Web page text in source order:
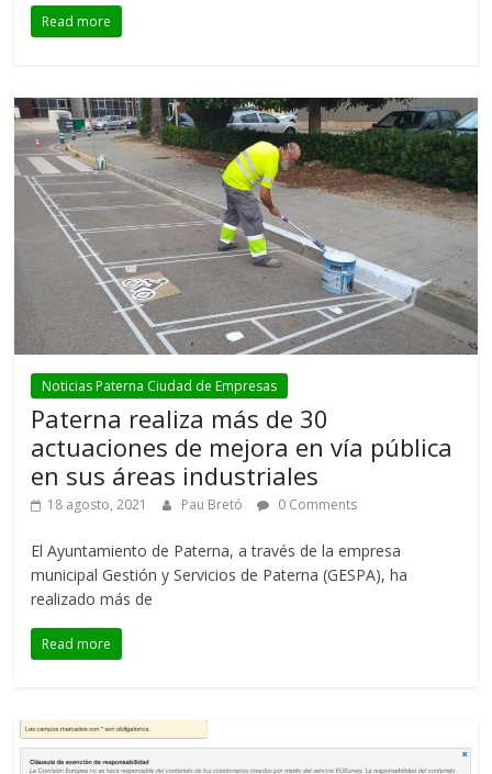
Read more
Noticias Paterna Ciudad de Empresas
Paterna realiza más de 30
actuaciones de mejora en vía pública
en sus áreas industriales
18 agosto, 2021 Pau Bretó 0 Comments
El Ayuntamiento de Paterna, a través de la empresa
municipal Gestión y Servicios de Paterna (GESPA), ha
realizado más de
Read more